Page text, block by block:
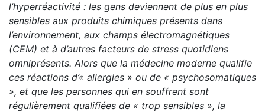
l’hyperréactivité : les gens deviennent de plus en plus
sensibles aux produits chimiques présents dans
l’environnement, aux champs électromagnétiques
(CEM) et à d’autres facteurs de stress quotidiens
omniprésents. Alors que la médecine moderne qualifie
ces réactions d’« allergies » ou de « psychosomatiques
», et que les personnes qui en souffrent sont
régulièrement qualifiées de « trop sensibles », la